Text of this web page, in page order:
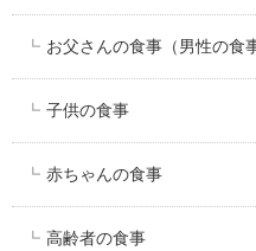
お父さんの食事（男性の食
子供の食事
赤ちゃんの食事
高齢者の食事